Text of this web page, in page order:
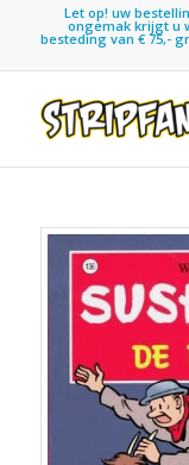
Let op! uw
ongemak krijgt u
besteding van € 75,-